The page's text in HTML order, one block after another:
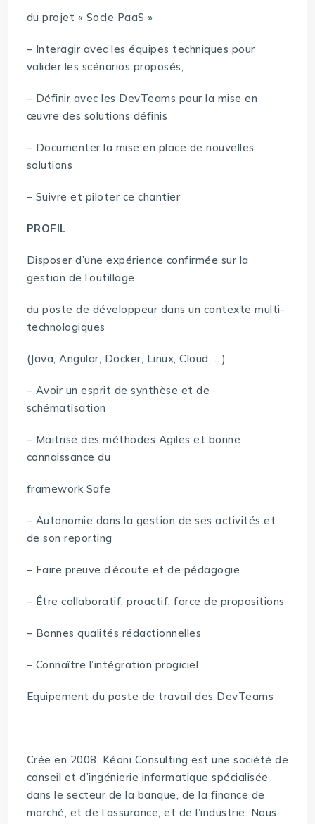
du projet « Socle PaaS »
– Interagir avec les équipes techniques pour
valider les scénarios proposés,
– Définir avec les DevTeams pour la mise en
œuvre des solutions définis
– Documenter la mise en place de nouvelles
solutions
– Suivre et piloter ce chantier
PROFIL
Disposer d’une expérience confirmée sur la
gestion de l’outillage
du poste de développeur dans un contexte multi-
technologiques
(Java, Angular, Docker, Linux, Cloud, …)
– Avoir un esprit de synthèse et de
schématisation
– Maitrise des méthodes Agiles et bonne
connaissance du
framework Safe
– Autonomie dans la gestion de ses activités et
de son reporting
– Faire preuve d’écoute et de pédagogie
– Être collaboratif, proactif, force de propositions
– Bonnes qualités rédactionnelles
– Connaître l’intégration progiciel
Equipement du poste de travail des DevTeams
Crée en 2008, Kéoni Consulting est une société de
conseil et d’ingénierie informatique spécialisée
dans le secteur de la banque, de la finance de
marché, et de l’assurance, et de l’industrie. Nous